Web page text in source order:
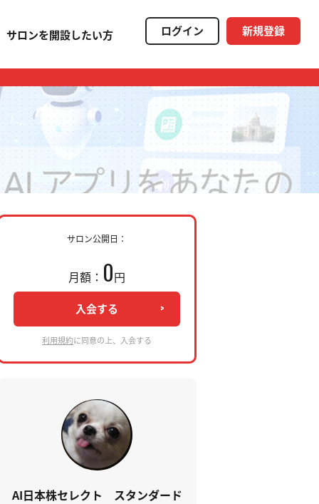
サロンを開設したい方 ログイン 新規登録
サロン公開日：
月額： 0円
入会する
利用規約に同意の上、入会する
AI日本株セレクト スタンダード